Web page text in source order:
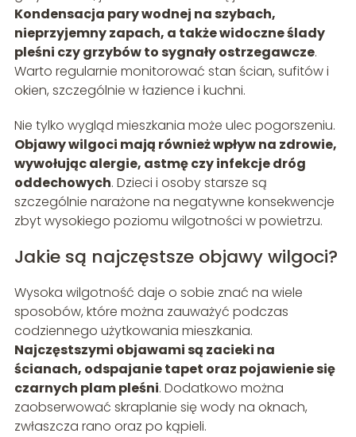
Kondensacja pary wodnej na szybach,
nieprzyjemny zapach, a także widoczne ślady
pleśni czy grzybów to sygnały ostrzegawcze.
Warto regularnie monitorować stan ścian, sufitów i
okien, szczególnie w łazience i kuchni.
Nie tylko wygląd mieszkania może ulec pogorszeniu.
Objawy wilgoci mają również wpływ na zdrowie,
wywołując alergie, astmę czy infekcje dróg
oddechowych. Dzieci i osoby starsze są
szczególnie narażone na negatywne konsekwencje
zbyt wysokiego poziomu wilgotności w powietrzu.
Jakie są najczęstsze objawy wilgoci?
Wysoka wilgotność daje o sobie znać na wiele
sposobów, które można zauważyć podczas
codziennego użytkowania mieszkania.
Najczęstszymi objawami są zacieki na
ścianach, odspajanie tapet oraz pojawienie się
czarnych plam pleśni. Dodatkowo można
zaobserwować skraplanie się wody na oknach,
zwłaszcza rano oraz po kąpieli.